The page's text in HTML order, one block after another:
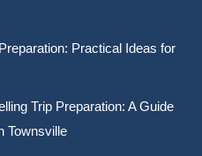
Practical Ideas for
Trip Preparation: A Guide
Townsville